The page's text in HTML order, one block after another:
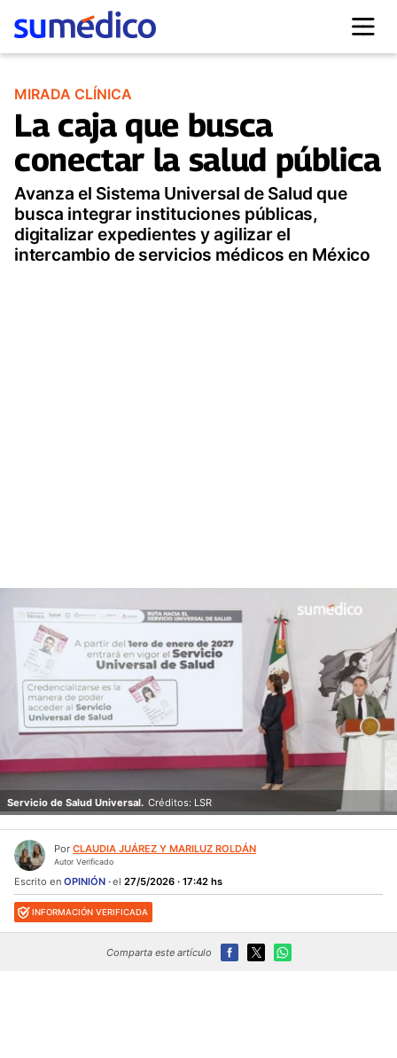
MIRADA CLÍNICA
La caja que busca
conectar la salud pública
Avanza el Sistema Universal de Salud que
busca integrar instituciones públicas,
digitalizar expedientes y agilizar el
intercambio de servicios médicos en México
Servicio de Salud Universal. Créditos: LSR
Por CLAUDIA JUÁREZ Y MARILUZ ROLDÁN
Autor Verificado
Escrito en OPINIÓN el 27/5/2026 · 17:42 hs
INFORMACIÓN VERIFICADA
Comparta este artículo